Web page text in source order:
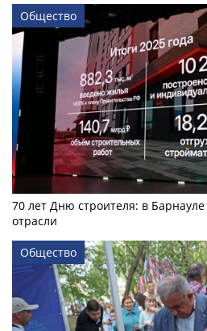
Общество
70 лет Дню строителя: в
отрасли
Общество